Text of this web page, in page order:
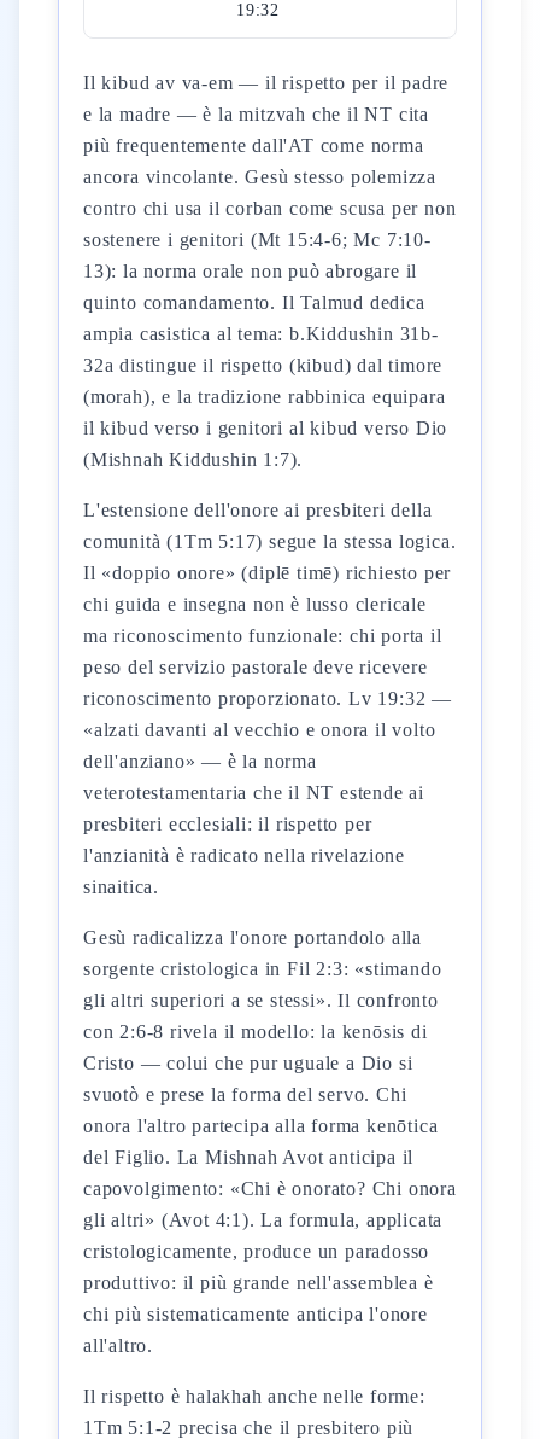
19:32
Il kibud av va-em — il rispetto per il padre
e la madre — è la mitzvah che il NT cita
più frequentemente dall'AT come norma
ancora vincolante. Gesù stesso polemizza
contro chi usa il corban come scusa per non
sostenere i genitori (Mt 15:4-6; Mc 7:10-
13): la norma orale non può abrogare il
quinto comandamento. Il Talmud dedica
ampia casistica al tema: b.Kiddushin 31b-
32a distingue il rispetto (kibud) dal timore
(morah), e la tradizione rabbinica equipara
il kibud verso i genitori al kibud verso Dio
(Mishnah Kiddushin 1:7).
L'estensione dell'onore ai presbiteri della
comunità (1Tm 5:17) segue la stessa logica.
Il «doppio onore» (diplē timē) richiesto per
chi guida e insegna non è lusso clericale
ma riconoscimento funzionale: chi porta il
peso del servizio pastorale deve ricevere
riconoscimento proporzionato. Lv 19:32 —
«alzati davanti al vecchio e onora il volto
dell'anziano» — è la norma
veterotestamentaria che il NT estende ai
presbiteri ecclesiali: il rispetto per
l'anzianità è radicato nella rivelazione
sinaitica.
Gesù radicalizza l'onore portandolo alla
sorgente cristologica in Fil 2:3: «stimando
gli altri superiori a se stessi». Il confronto
con 2:6-8 rivela il modello: la kenōsis di
Cristo — colui che pur uguale a Dio si
svuotò e prese la forma del servo. Chi
onora l'altro partecipa alla forma kenōtica
del Figlio. La Mishnah Avot anticipa il
capovolgimento: «Chi è onorato? Chi onora
gli altri» (Avot 4:1). La formula, applicata
cristologicamente, produce un paradosso
produttivo: il più grande nell'assemblea è
chi più sistematicamente anticipa l'onore
all'altro.
Il rispetto è halakhah anche nelle forme:
1Tm 5:1-2 precisa che il presbitero più